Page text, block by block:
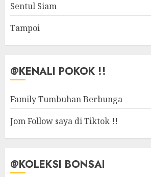
Sentul Siam
Tampoi
@KENALI POKOK !!
Family Tumbuhan Berbunga
Jom Follow saya di Tiktok !!
@KOLEKSI BONSAI